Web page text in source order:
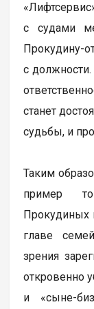
с судами
с
станет
судьбы, и
Таким
пример
Прокудиных
главе
зрения
откровенно
и «сыне-